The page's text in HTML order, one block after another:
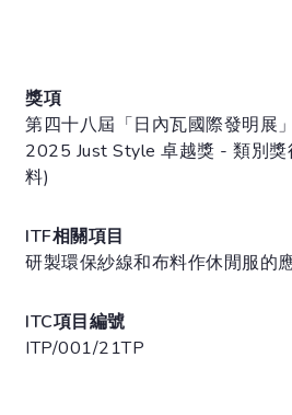
獎項
第四十八屆「日內瓦國際發明展
2025 Just Style 卓越獎 - 類別
料)
ITF相關項目
研製環保紗線和布料作休閒服的
ITC項目編號
ITP/001/21TP